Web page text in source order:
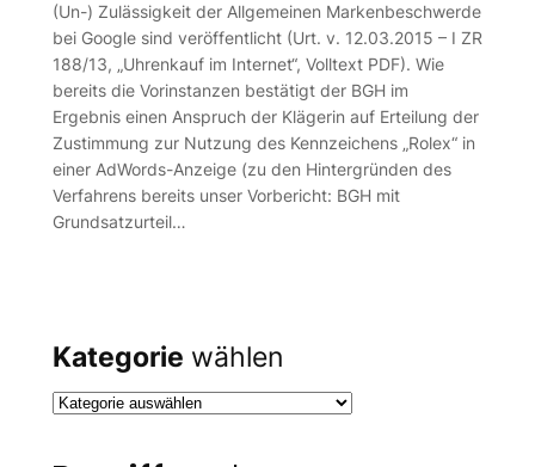
(Un-) Zulässigkeit der Allgemeinen Markenbeschwerde
bei Google sind veröffentlicht (Urt. v. 12.03.2015 – I ZR
188/13, „Uhrenkauf im Internet“, Volltext PDF). Wie
bereits die Vorinstanzen bestätigt der BGH im
Ergebnis einen Anspruch der Klägerin auf Erteilung der
Zustimmung zur Nutzung des Kennzeichens „Rolex“ in
einer AdWords-Anzeige (zu den Hintergründen des
Verfahrens bereits unser Vorbericht: BGH mit
Grundsatzurteil…
Kategorie wählen